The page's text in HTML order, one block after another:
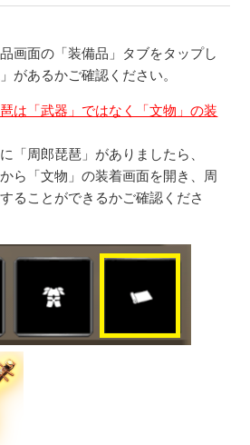
画面の「装備品」タブをタップし
があるかご確認ください。
は「武器」ではなく「文物」の装
「周郎琵琶」がありましたら、
から「文物」の装着画面を開き、周
ることができるかご確認くださ